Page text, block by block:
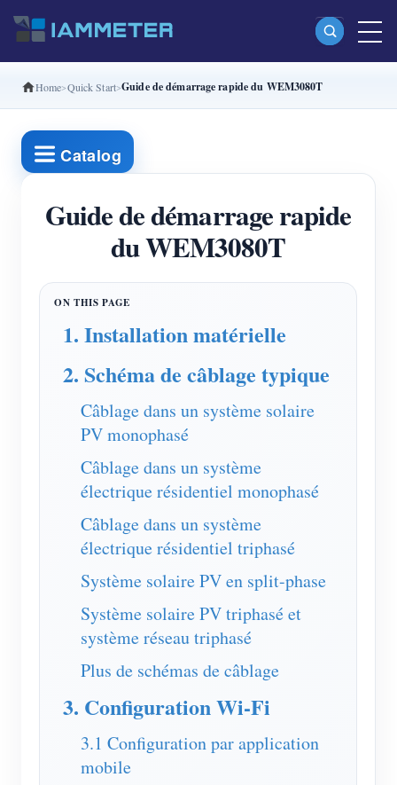
Produits
Compteur d’énergie Wi-Fi monophasé (WEM3080)
Compteur d’énergie Wi-Fi split-phase (WEM2067)
Compteur d’énergie Wi-Fi triphasé (WEM3046T)
Contrôleur de puissance WiFi
IAMMETER Cloud Pro
Service d’auto-hébergement
Chargeur EV
Simulateur IAMMETER
Compteur virtuel
Système de prévision et de simulation énergétique
Applications
Moniteur d’énergie pour système solaire PV
Moniteur de consommation électrique
Système de contrôle du chauffage PV
Domotique
Surveillance énergétique d’usine
Boutique
Ressources
Démarrage rapide du produit
Vidéo tutorielle
FAQ
Activités IAMMETER
Solutions
À propos de nous
Home Quick Start Guide de démarrage rapide du WEM3080T
Catalog
Guide de démarrage rapide
du WEM3080T
1. Installation matérielle
2. Schéma de câblage typique
Câblage dans un système solaire
PV monophasé
Câblage dans un système
électrique résidentiel monophasé
Câblage dans un système
électrique résidentiel triphasé
Système solaire PV en split-phase
Système solaire PV triphasé et
système réseau triphasé
Plus de schémas de câblage
3. Configuration Wi-Fi
3.1 Configuration par application
mobile